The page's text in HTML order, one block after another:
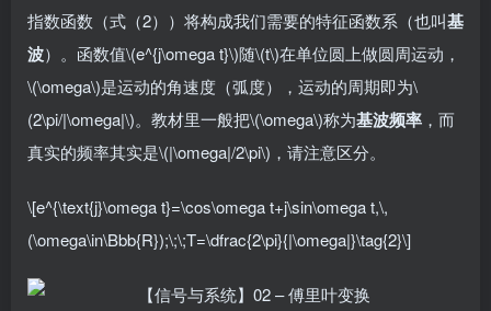
指数函数（式（2））将构成我们需要的特征函数系（也叫基
波）。函数值\(e^{j\omega t}\)随\(t\)在单位圆上做圆周运动，
\(\omega\)是运动的角速度（弧度），运动的周期即为\
(2\pi/|\omega|\)。教材里一般把\(\omega\)称为基波频率 ，而
真实的频率其实是\(|\omega|/2\pi\)，请注意区分。
\[e^{\text{j}\omega t}=\cos\omega t+j\sin\omega t,\,
(\omega\in\Bbb{R});\;\;T=\dfrac{2\pi}{|\omega|}\tag{2}\]